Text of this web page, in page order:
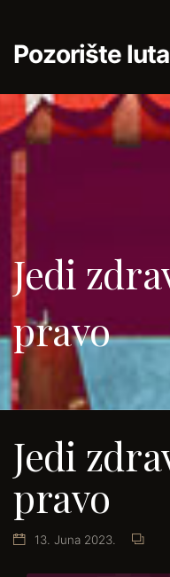
Pozorište
Jedi
pravo
Jedi
pravo
13. Juna 2023.